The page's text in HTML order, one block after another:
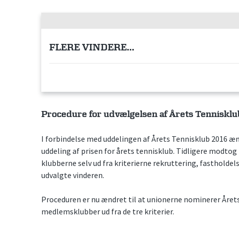
FLERE VINDERE...
Procedure for udvælgelsen af Årets
I forbindelse med uddelingen af Årets Tennisklub 2016
uddeling af prisen for årets tennisklub. Tidligere modtog
klubberne selv ud fra kriterierne rekruttering,
udvalgte vinderen.
Proceduren er nu ændret til at unionerne nominerer
medlemsklubber ud fra de tre kriterier.